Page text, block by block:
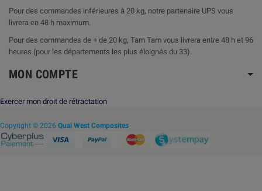
Pour des commandes inférieures à 20 kg, notre partenaire UPS vous
livrera en 48 h maximum.
Pour des commandes de + de 20 kg, Tam Tam vous livrera entre 48 h et 96
heures (pour les départements les plus éloignés du 33).
MON COMPTE
Exercer mon droit de rétractation
Copyright © 2026 Quai West Composites